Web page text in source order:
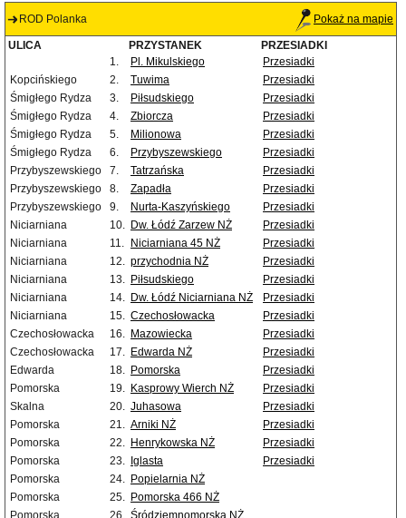
ROD Polanka Pokaż na mapie
ULICA PRZYSTANEK
PRZESIADKI
1.
Pl. Mikulskiego
Przesiadki
Kopcińskiego
2. Tuwima
Przesiadki
Śmigłego Rydza
3. Piłsudskiego
Przesiadki
Śmigłego Rydza
4. Zbiorcza
Przesiadki
Śmigłego Rydza
5. Milionowa
Przesiadki
Śmigłego Rydza
6. Przybyszewskiego
Przesiadki
Przybyszewskiego
7. Tatrzańska
Przesiadki
Przybyszewskiego
8. Zapadła
Przesiadki
Przybyszewskiego
9. Nurta-Kaszyńskiego
Przesiadki
Niciarniana
10. Dw. Łódź Zarzew NŻ
Przesiadki
Niciarniana
11. Niciarniana 45 NŻ
Przesiadki
Niciarniana
12. przychodnia NŻ
Przesiadki
Niciarniana
13. Piłsudskiego
Przesiadki
Niciarniana
14. Dw. Łódź Niciarniana NŻ
Przesiadki
Niciarniana
15. Czechosłowacka
Przesiadki
Czechosłowacka
16. Mazowiecka
Przesiadki
Czechosłowacka
17. Edwarda NŻ
Przesiadki
Edwarda
18. Pomorska
Przesiadki
Pomorska
19. Kasprowy Wierch NŻ
Przesiadki
Skalna
20. Juhasowa
Przesiadki
Pomorska
21. Arniki NŻ
Przesiadki
Pomorska
22. Henrykowska NŻ
Przesiadki
Pomorska
23. Iglasta
Przesiadki
Pomorska
24. Popielarnia NŻ
Pomorska
25. Pomorska 466 NŻ
Pomorska
26. Śródziemnomorska NŻ